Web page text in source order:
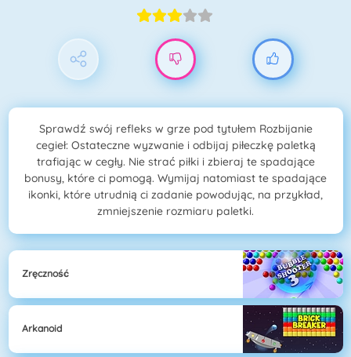
Sprawdź swój refleks w grze pod tytułem Rozbijanie
cegieł: Ostateczne wyzwanie i odbijaj piłeczkę paletką
trafiając w cegły. Nie strać piłki i zbieraj te spadające
bonusy, które ci pomogą. Wymijaj natomiast te spadające
ikonki, które utrudnią ci zadanie powodując, na przykład,
zmniejszenie rozmiaru paletki.
Zręczność
Arkanoid